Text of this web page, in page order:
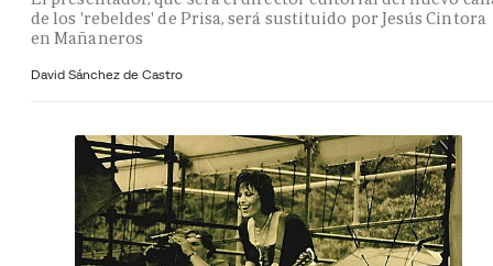
de los 'rebeldes' de Prisa, será sustituido por Jesús Cintora
en Mañaneros
David Sánchez de Castro